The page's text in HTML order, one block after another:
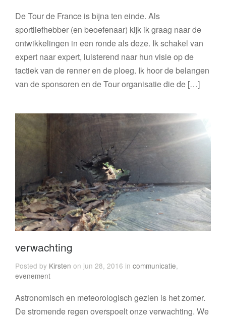
De Tour de France is bijna ten einde. Als
sportliefhebber (en beoefenaar) kijk ik graag naar de
ontwikkelingen in een ronde als deze. Ik schakel van
expert naar expert, luisterend naar hun visie op de
tactiek van de renner en de ploeg. Ik hoor de belangen
van de sponsoren en de Tour organisatie die de […]
verwachting
Posted by Kirsten on jun 28, 2016 in communicatie,
evenement
Astronomisch en meteorologisch gezien is het zomer.
De stromende regen overspoelt onze verwachting. We